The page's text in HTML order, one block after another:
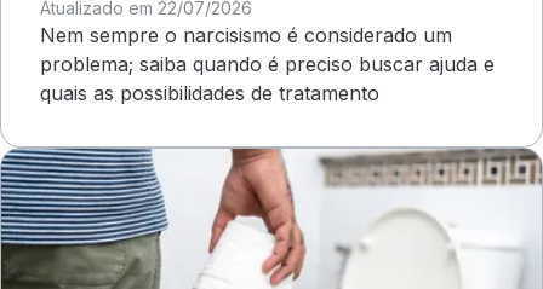
Atualizado em 22/07/2026
Nem sempre o narcisismo é considerado um
problema; saiba quando é preciso buscar ajuda e
quais as possibilidades de tratamento